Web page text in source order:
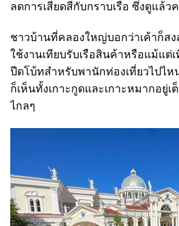
ลดการเสียดสีกับกราบเรือ ซึ่งดูแล้วค
ชาวบ้านที่คลองใหญ่บอกว่าเค้าก็สง
ใช้งานเทียบรับเรือสินค้าหรือแม้แต่
ปีดโบ้ทสำหรับพานักท่องเที่ยวไปไห
ก็เห็นทั้งเกาะกูดและเกาะหมากอยู่เ
ไกลๆ